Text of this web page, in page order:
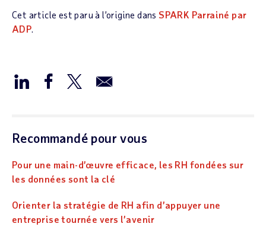
Cet article est paru à l’origine dans SPARK Parrainé par
ADP.
Recommandé pour vous
Pour une main-d’œuvre efficace, les RH fondées sur
les données sont la clé
Orienter la stratégie de RH afin d’appuyer une
entreprise tournée vers l’avenir